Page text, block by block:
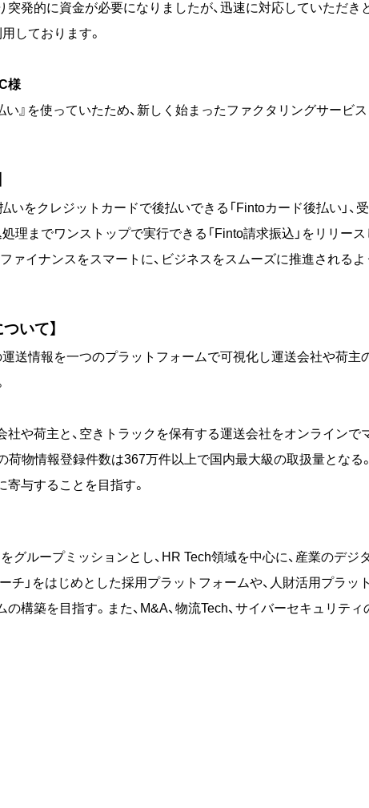
突発的に資金が必要になりましたが、迅速に対応していただ
しております。
様
い』を使っていたため、新しく始まったファクタリングサービ
をクレジットカードで後払いできる「Fintoカード後払い」、
理までワンストップで実行できる「Finto請求振込」をリリー
ファイナンスをスマートに、ビジネスをスムーズに推進される
いて】
送情報を一つのプラットフォームで可視化し運送会社や荷
や荷主と、空きトラックを保有する運送会社をオンラインで
荷物情報登録件数は367万件以上で国内最大級の取扱量となる
与することを目指す。
をグループミッションとし、HR Tech領域を中心に、産業のデジ
チ」をはじめとした採用プラットフォームや、人財活用プラッ
構築を目指す。また、M&A、物流Tech、サイバーセキュリテ